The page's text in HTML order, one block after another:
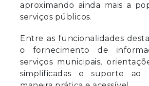
aproximando ainda mais a
serviços públicos.
Entre as funcionalidades
o fornecimento de
serviços municipais,
simplificadas e suporte ao